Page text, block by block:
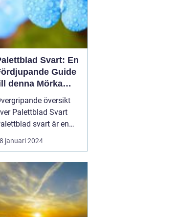
Svart: En
Guide
denna Mörka
översikt
Palettblad Svart
svart är en
populär växt med mörka,
djupt färgade blad som
utseende. Dess
distinkta mörka
gör den till ett
val för
januari 2024